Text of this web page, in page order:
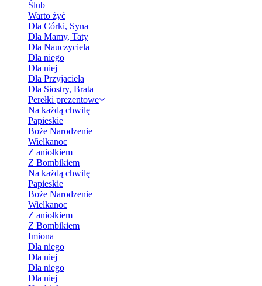
Ślub
Warto żyć
Dla Córki, Syna
Dla Mamy, Taty
Dla Nauczyciela
Dla niego
Dla niej
Dla Przyjaciela
Dla Siostry, Brata
Perełki prezentowe
Na każdą chwilę
Papieskie
Boże Narodzenie
Wielkanoc
Z aniołkiem
Z Bombikiem
Na każdą chwilę
Papieskie
Boże Narodzenie
Wielkanoc
Z aniołkiem
Z Bombikiem
Imiona
Dla niego
Dla niej
Dla niego
Dla niej